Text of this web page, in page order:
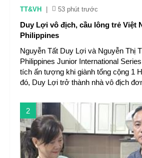
TT&VH 53 phút trước
Duy Lợi vô địch, cầu lông trẻ Việt
Philippines
Nguyễn Tất Duy Lợi và Nguyễn Thị
Philippines Junior International
tích ấn tượng khi giành tổng cộng 1
đó, Duy Lợi trở thành nhà vô địch
2